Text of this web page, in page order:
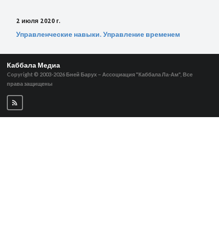
2 июля 2020 г.
Управленческие навыки. Управление временем
Каббала Медиа
Copyright © 2003-2026 Бней Барух – Ассоциация "Каббала Ла-Ам", Все
права защищены